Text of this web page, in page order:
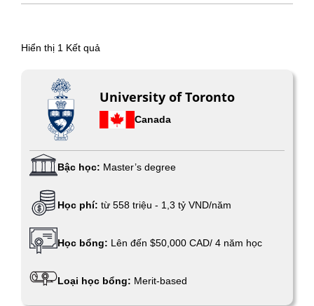
Hiển thị 1 Kết quả
University of Toronto
Canada
Bậc học: Master’s degree
Học phí: từ 558 triệu - 1,3 tỷ VND/năm
Học bổng: Lên đến $50,000 CAD/ 4 năm học
Loại học bổng: Merit-based